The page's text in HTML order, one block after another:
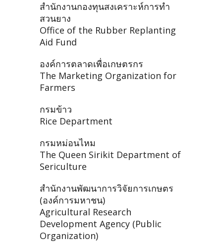
สำนักงานกองทุนสงเคราะห์การทำ
สวนยาง
Office of the Rubber Replanting
Aid Fund
องค์การตลาดเพื่อเกษตรกร
The Marketing Organization for
Farmers
กรมข้าว
Rice Department
กรมหม่อนไหม
The Queen Sirikit Department of
Sericulture
สำนักงานพัฒนาการวิจัยการเกษตร
(องค์การมหาชน)
Agricultural Research
Development Agency (Public
Organization)